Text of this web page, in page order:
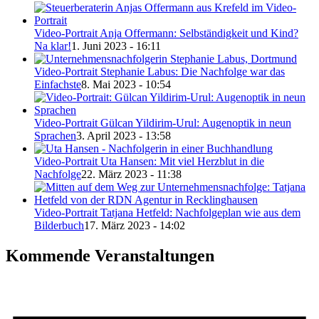
Video-Portrait Anja Offermann: Selbständigkeit und Kind?
Na klar!1. Juni 2023 - 16:11
Video-Portrait Stephanie Labus: Die Nachfolge war das
Einfachste8. Mai 2023 - 10:54
Video-Portrait Gülcan Yildirim-Urul: Augenoptik in neun
Sprachen3. April 2023 - 13:58
Video-Portrait Uta Hansen: Mit viel Herzblut in die
Nachfolge22. März 2023 - 11:38
Video-Portrait Tatjana Hetfeld: Nachfolgeplan wie aus dem
Bilderbuch17. März 2023 - 14:02
Kommende Veranstaltungen